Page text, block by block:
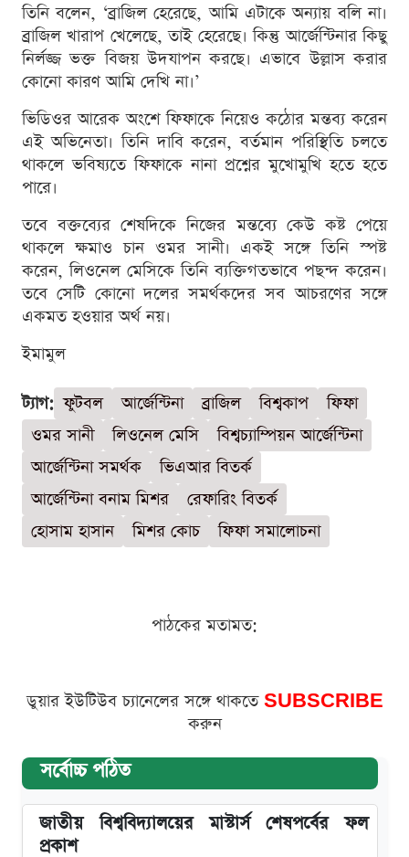
তিনি বলেন, ‘ব্রাজিল হেরেছে, আমি এটাকে অন্যায় বলি না।
ব্রাজিল খারাপ খেলেছে, তাই হেরেছে। কিন্তু আর্জেন্টিনার কিছু
নির্লজ্জ ভক্ত বিজয় উদযাপন করছে। এভাবে উল্লাস করার
কোনো কারণ আমি দেখি না।’
ভিডিওর আরেক অংশে ফিফাকে নিয়েও কঠোর মন্তব্য করেন
এই অভিনেতা। তিনি দাবি করেন, বর্তমান পরিস্থিতি চলতে
থাকলে ভবিষ্যতে ফিফাকে নানা প্রশ্নের মুখোমুখি হতে হতে
পারে।
তবে বক্তব্যের শেষদিকে নিজের মন্তব্যে কেউ কষ্ট পেয়ে
থাকলে ক্ষমাও চান ওমর সানী। একই সঙ্গে তিনি স্পষ্ট
করেন, লিওনেল মেসিকে তিনি ব্যক্তিগতভাবে পছন্দ করেন।
তবে সেটি কোনো দলের সমর্থকদের সব আচরণের সঙ্গে
একমত হওয়ার অর্থ নয়।
ইমামুল
ট্যাগ: ফুটবল আর্জেন্টিনা ব্রাজিল বিশ্বকাপ
ফিফা
ওমর সানী
লিওনেল মেসি
বিশ্বচ্যাম্পিয়ন আর্জেন্টিনা
আর্জেন্টিনা সমর্থক
ভিএআর বিতর্ক
আর্জেন্টিনা বনাম মিশর
রেফারিং বিতর্ক
হোসাম হাসান
মিশর কোচ ফিফা সমালোচনা
পাঠকের মতামত:
ডুয়ার ইউটিউব চ্যানেলের সঙ্গে থাকতে SUBSCRIBE
করুন
সর্বোচ্চ পঠিত
জাতীয় বিশ্ববিদ্যালয়ের মাস্টার্স শেষপর্বের ফল
প্রকাশ